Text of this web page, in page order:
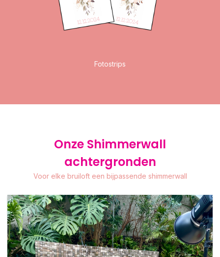
Fotostrips
Onze Shimmerwall
achtergronden
Voor elke bruiloft een bijpassende shimmerwall